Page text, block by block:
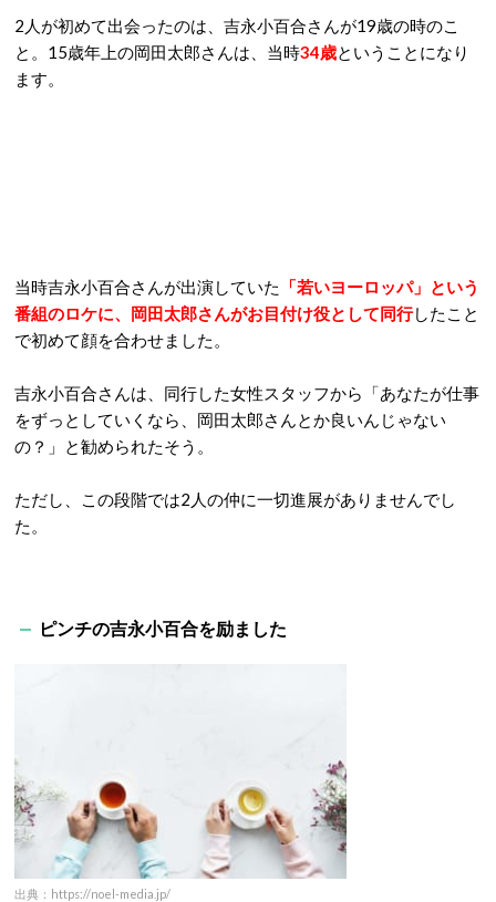
2人が初めて出会ったのは、吉永小百合さんが19歳の時のこ
と。15歳年上の岡田太郎さんは、当時34歳ということになり
ます。
当時吉永小百合さんが出演していた
「若いヨーロッパ」という
番組のロケに、岡田太郎さんがお目付け役として同行したこと
で初めて顔を合わせました。
吉永小百合さんは、同行した女性スタッフから「あなたが仕事
をずっとしていくなら、岡田太郎さんとか良いんじゃない
の？」と勧められたそう。
ただし、この段階では2人の仲に一切進展がありませんでし
た。
ピンチの吉永小百合を励ました
出典：https://noel-media.jp/